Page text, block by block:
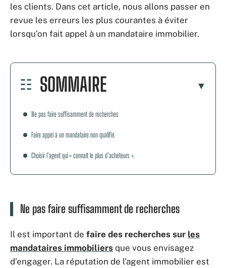
les clients. Dans cet article, nous allons passer en
revue les erreurs les plus courantes à éviter
lorsqu’on fait appel à un mandataire immobilier.
SOMMAIRE
Ne pas faire suffisamment de recherches
Faire appel à un mandataire non qualifié
Choisir l’agent qui « connaît le plus d’acheteurs ».
Ne pas faire suffisamment de recherches
Il est important de faire des recherches sur les
mandataires immobiliers que vous envisagez
d’engager. La réputation de l’agent immobilier est